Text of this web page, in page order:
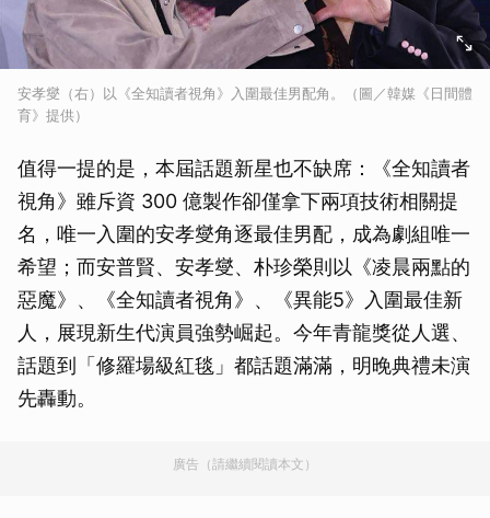
安孝燮（右）以《全知讀者視角》入圍最佳男配角。（圖／韓媒《日間體
育》提供）
值得一提的是，本屆話題新星也不缺席：《全知讀者
視角》雖斥資 300 億製作卻僅拿下兩項技術相關提
名，唯一入圍的安孝燮角逐最佳男配，成為劇組唯一
希望；而安普賢、安孝燮、朴珍榮則以《凌晨兩點的
惡魔》、《全知讀者視角》、《異能5》入圍最佳新
人，展現新生代演員強勢崛起。今年青龍獎從人選、
話題到「修羅場級紅毯」都話題滿滿，明晚典禮未演
先轟動。
廣告（請繼續閱讀本文）